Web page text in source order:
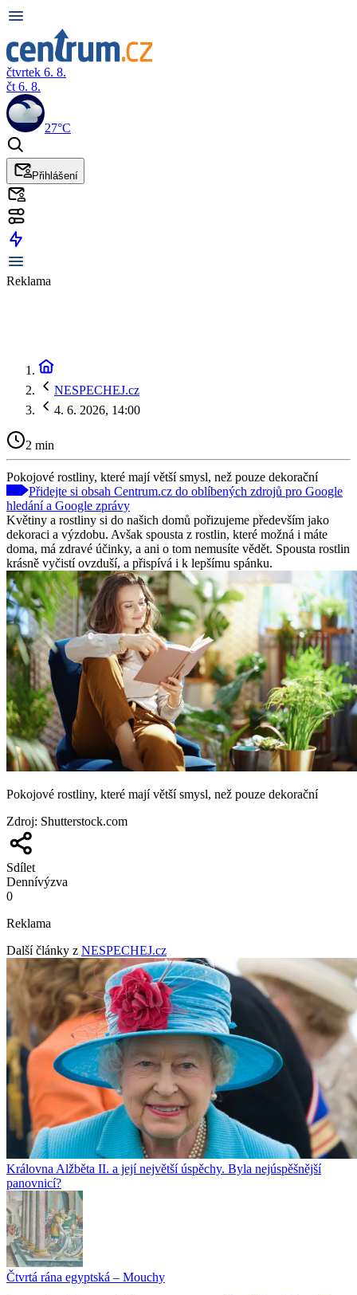
čtvrtek 6. 8.
čt 6. 8.
27°C
Přihlášení
Reklama
NESPECHEJ.cz
4. 6. 2026, 14:00
2 min
Pokojové rostliny, které mají větší smysl, než pouze dekorační
Přidejte si obsah Centrum.cz do oblíbených zdrojů pro Google
hledání a Google zprávy
Květiny a rostliny si do našich domů pořizujeme především jako
dekoraci a výzdobu. Avšak spousta z rostlin, které možná i máte
doma, má zdravé účinky, a ani o tom nemusíte vědět. Spousta rostlin
krásně vyčistí ovzduší, a přispívá i k lepšímu spánku.
Pokojové rostliny, které mají větší smysl, než pouze dekorační
Zdroj: Shutterstock.com
Sdílet
Dennívýzva
0
Reklama
Další články z NESPECHEJ.cz
Královna Alžběta II. a její největší úspěchy. Byla nejúspěšnější
panovnicí?
Čtvrtá rána egyptská – Mouchy